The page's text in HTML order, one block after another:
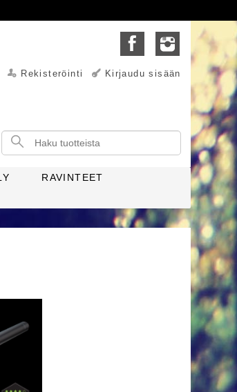
Rekisteröinti Kirjaudu sisään
RAVINTEET